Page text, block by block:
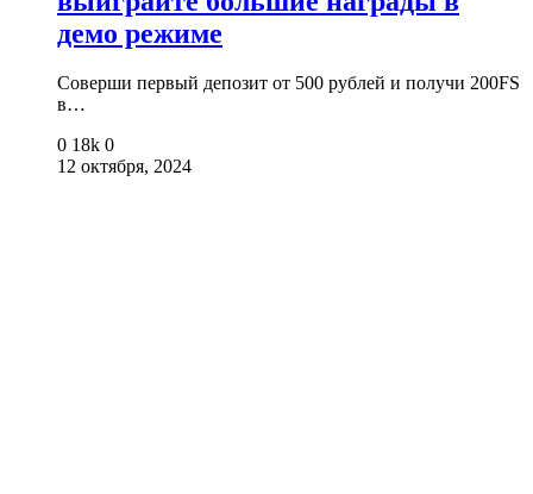
демо режиме
Соверши первый депозит от 500 рублей и получи 200FS
в…
0 18k 0
12 октября, 2024